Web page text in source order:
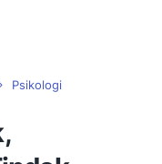
Psikologi